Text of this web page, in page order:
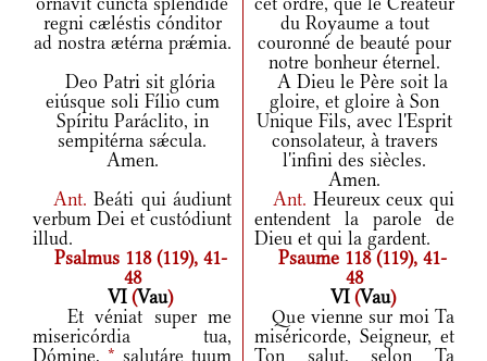
regni cæléstis cónditor
ad nostra ætérna prǽmia.
du Royaume a tout
couronné de beauté pour
notre bonheur éternel.
Deo Patri sit glória
eiúsque soli Fílio cum
Spíritu Paráclito, in
sempitérna sǽcula.
Amen.
A Dieu le Père soit la
gloire, et gloire à Son
Unique Fils, avec l'Esprit
consolateur, à travers
l'infini des siècles.
Amen.
Ant.Beáti qui áudiunt
verbum Dei et custódiunt
illud.
Ant. Heureux ceux qui
entendent la parole de
Dieu et qui la gardent.
Psalmus 118 (119), 41-
48
Psaume 118 (119), 41-
48
VI (Vau) VI (Vau)
Et véniat super me
misericórdia tua,
Dómine, * salutáre tuum
Que vienne sur moi Ta
miséricorde, Seigneur, et
Ton salut, selon Ta